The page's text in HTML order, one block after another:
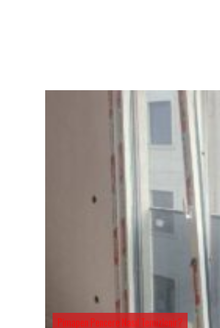
Pimapen Pencere Nasıl Temizlenir?